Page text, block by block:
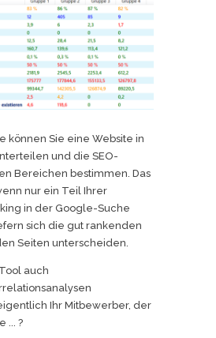
können Sie eine Website in
und die SEO-
Bereichen bestimmen. Das
nur ein Teil Ihrer
in der Google-Suche
sich die gut rankenden
Seiten unterscheiden.
auch
Ihr Mitbewerber, der
... ?